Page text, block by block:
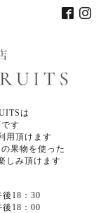
は
す
用頂けます
果物を使った
しみ頂けます
18：30
18：00